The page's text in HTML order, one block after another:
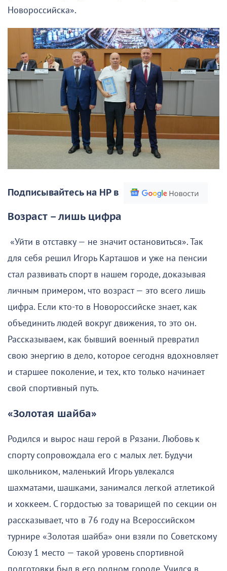
Новороссийска».
Подписывайтесь на НР в
Возраст – лишь цифра
«Уйти в отставку — не значит остановиться». Так
для себя решил Игорь Карташов и уже на пенсии
стал развивать спорт в нашем городе, доказывая
личным примером, что возраст — это всего лишь
цифра. Если кто-то в Новороссийске знает, как
объединить людей вокруг движения, то это он.
Рассказываем, как бывший военный превратил
свою энергию в дело, которое сегодня вдохновляет
и старшее поколение, и тех, кто только начинает
свой спортивный путь.
«Золотая шайба»
Родился и вырос наш герой в Рязани. Любовь к
спорту сопровождала его с малых лет. Будучи
школьником, маленький Игорь увлекался
шахматами, шашками, занимался легкой атлетикой
и хоккеем. С гордостью за товарищей по секции он
рассказывает, что в 76 году на Всероссийском
турнире «Золотая шайба» они взяли по Советскому
Союзу 1 место — такой уровень спортивной